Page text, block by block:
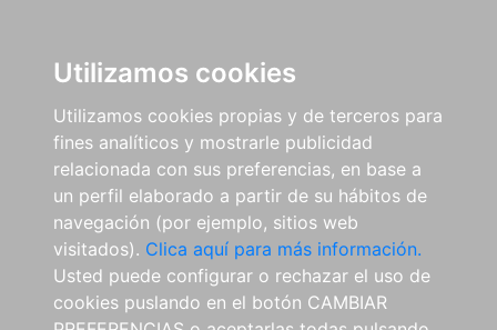
Utilizamos cookies
Utilizamos cookies propias y de terceros para
fines analíticos y mostrarle publicidad
relacionada con sus preferencias, en base a
un perfil elaborado a partir de su hábitos de
navegación (por ejemplo, sitios web
visitados). Clica aquí para más información.
Usted puede configurar o rechazar el uso de
cookies puslando en el botón CAMBIAR